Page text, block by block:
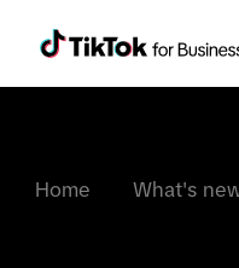
Home What's